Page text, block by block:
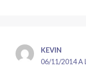
KEVIN
06/11/2014 A